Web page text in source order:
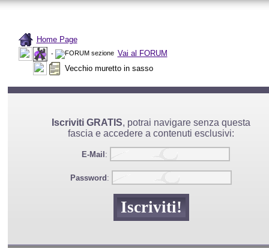
Home Page
-
Vai al FORUM
Vecchio muretto in sasso
Iscriviti GRATIS, potrai navigare senza questa
fascia e accedere a contenuti esclusivi:
E-Mail :
Password :